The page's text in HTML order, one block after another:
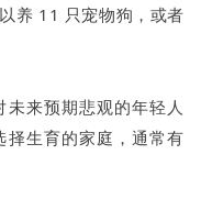
养 11 只宠物狗，或者
来预期悲观的年轻人
生育的家庭，通常有